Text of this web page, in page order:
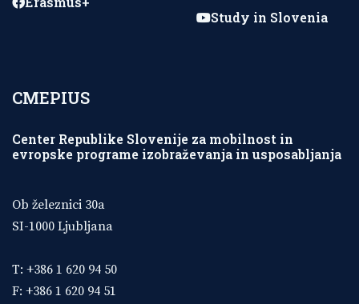
Study in Slovenia
CMEPIUS
Center Republike Slovenije za mobilnost in
evropske programe izobraževanja in usposabljanja
Ob železnici 30a
SI-1000 Ljubljana
T: +386 1 620 94 50
F: +386 1 620 94 51